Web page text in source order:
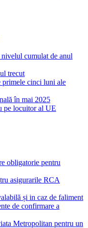
nivelul cumulat de anul
trecut
primele cinci luni ale
în mai 2025
pe locuitor al UE
obligatorie pentru
asigurarile RCA
și in caz de faliment
de confirmare a
Metropolitan pentru un